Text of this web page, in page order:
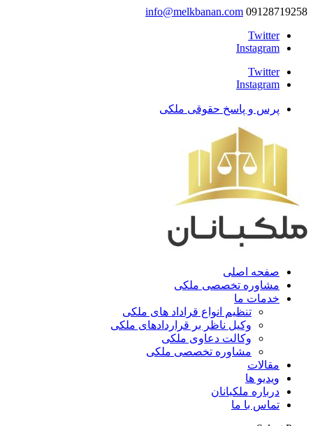
09128719258
info@melkbanan.com
Twitter
Instagram
Twitter
Instagram
پرس و پاسخ حقوقی ملکی
صفحه اصلی
مشاوره تخصصی ملکی
خدمات ما
تنظیم انواع قراداد های ملکی
وکیل ناظر بر قراردادهای ملکی
وکالت دعاوی ملکی
مشاوره تخصصی ملکی
مقالات
ویدیو ها
درباره ملکبانان
تماس با ما